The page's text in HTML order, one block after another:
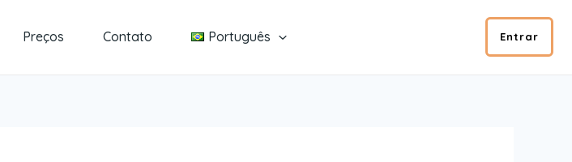
Preços Contato Português Entrar